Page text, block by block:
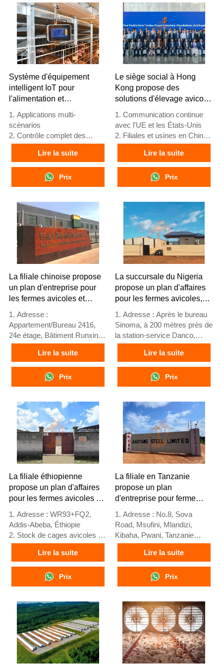
Système d'équipement
intelligent IoT pour
l'alimentation et
l'abreuvement de la volaille
1. Applications multi-
scénarios
2. Contrôle complet des
fonctions
3. Protection par
avertissement précoce
4. Performances de haute
évolutivité
+8618830120193
Lire la suite
Prix
Le siège social à Hong
Kong propose des
solutions d'élevage avicole
aux normes européennes
et fabrique des
équipements d'élevage
avicole
1. Communication continue
avec l'UE et les États-Unis
2. Filiales et usines en Chine,
Nigeria, Éthiopie et Tanzanie
3. La qualité des produits est
adaptée aux fermes avicoles
4. Stock de cages avicoles et
avicole disponibles à la vente
5. Réception en ligne 24h/24
sur Whatsapp NO. :
+8618830120193, contactez-
nous pour obtenir toutes les
informations
Lire la suite
Prix
La filiale chinoise propose
un plan d'entreprise pour
les fermes avicoles et
pour fermes avicoles
1. Adresse :
Appartement/Bureau 2416,
24e étage, Bâtiment Runxing,
Rue Youyi Nan, Ville de
Shijiazhuang, Province du
Hebei, Chine
2. Usine d'équipements de
volaille et cages pour
disponible
3. Personnalisé pour les
élevages avicoles locaux
4. Qualité et conception
basées sur les normes
européennes
5. Réception en ligne 24h/24
sur Whatsapp NO. :
+8618830120193
Lire la suite
Prix
La succursale du Nigeria
propose un plan d'affaires
pour les fermes avicoles,
pour fermes avicoles
1. Adresse : Après le bureau
Sinoma, à 200 mètres près de
la station-service Danco,
Lagos/Ibadan Expressway,
État de Lagos, Nigeria
2. Usine de cages de volaille
et d'équipements de ferme
avicole et stock à vendre
fermes avicoles nigérianes
4. La qualité et la conception
sont basées sur les normes
européennes
5. Réception en ligne 24h/24
Whatsapp NO. :
Lire la suite
Prix
La filiale éthiopienne
propose un plan d'affaires
pour les fermes avicoles et
pour fermes avicoles
1. Adresse : WR93+FQ2,
Addis-Abeba, Éthiopie
2. Stock de cages avicoles et
d'équipements de ferme
avicole en vente
3. Personnalisé pour les
fermes avicoles éthiopiennes
4. La qualité et la conception
européennes
5. Réception en ligne 24h/24
via WhatsApp NO. :
+8618830120193, contactez-
nous pour obtenir la liste de
prix
Lire la suite
Prix
La filiale en Tanzanie
propose un plan
d'entreprise pour ferme
équipements pour ferme
avicole
1. Adresse : No.8, Sova
Road, Msufini, Mlandizi,
Kibaha, Pwani, Tanzanie
2. Usine de cages pour
volailles et équipements de
ferme avicole et stock à
3. Personnalisé pour les
4. La qualité et la conception
sont basées sur les normes
européennes
5. Réception en ligne 24h/24
via WhatsApp NO. :
+8618830120193
Lire la suite
Prix